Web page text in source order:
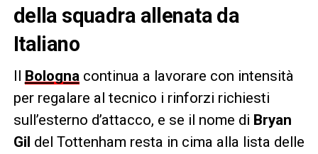
della squadra allenata da
Italiano
Il Bologna continua a lavorare con intensità
per regalare al tecnico i rinforzi richiesti
sull’esterno d’attacco, e se il nome di Bryan
Gil del Tottenham resta in cima alla lista delle